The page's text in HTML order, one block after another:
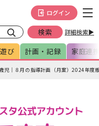
詳細検索▶
ログイン
び 計画・記録 家庭連
児｜８月の指導計画（月案）2024年度